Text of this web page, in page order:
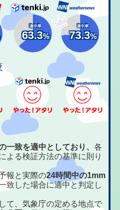
適中率
63.3%
適中率
73.3%
一致を適中としており、各
よる検証方法の基準に則り
報と実際の24時間中の1mm
致した場合に適中と判定し
て、気象庁の定める地点で